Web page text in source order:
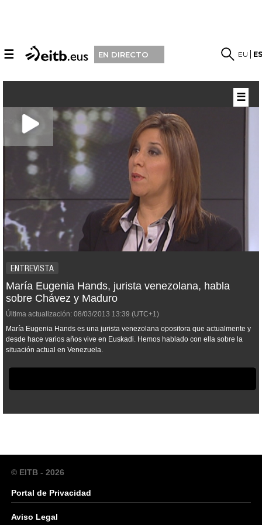
☰ EN DIRECTO EU
ENTREVISTA
María Eugenia Hands, jurista venezolana, habla
sobre Chávez y Maduro
Última actualización: 08/03/2013 13:39 (UTC+1)
María Eugenia Hands es una jurista venezolana opositora que actualmente y
desde hace varios años vive en Euskadi. Hemos hablado con ella sobre la
situación actual en Venezuela.
☰
© EITB - 2026
Portal de Privacidad
Aviso Legal